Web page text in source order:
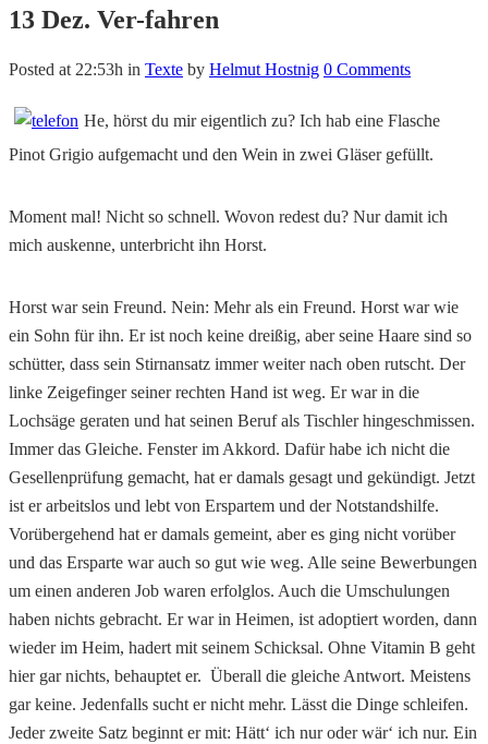
13 Dez. Ver-fahren
Posted at 22:53h in Texte by Helmut Hostnig 0 Comments
He, hörst du mir eigentlich zu? Ich hab eine Flasche
Pinot Grigio aufgemacht und den Wein in zwei Gläser gefüllt.
Moment mal! Nicht so schnell. Wovon redest du? Nur damit ich
mich auskenne, unterbricht ihn Horst.
Horst war sein Freund. Nein: Mehr als ein Freund. Horst war wie
ein Sohn für ihn. Er ist noch keine dreißig, aber seine Haare sind so
schütter, dass sein Stirnansatz immer weiter nach oben rutscht. Der
linke Zeigefinger seiner rechten Hand ist weg. Er war in die
Lochsäge geraten und hat seinen Beruf als Tischler hingeschmissen.
Immer das Gleiche. Fenster im Akkord. Dafür habe ich nicht die
Gesellenprüfung gemacht, hat er damals gesagt und gekündigt. Jetzt
ist er arbeitslos und lebt von Erspartem und der Notstandshilfe.
Vorübergehend hat er damals gemeint, aber es ging nicht vorüber
und das Ersparte war auch so gut wie weg. Alle seine Bewerbungen
um einen anderen Job waren erfolglos. Auch die Umschulungen
haben nichts gebracht. Er war in Heimen, ist adoptiert worden, dann
wieder im Heim, hadert mit seinem Schicksal. Ohne Vitamin B geht
hier gar nichts, behauptet er. Überall die gleiche Antwort. Meistens
gar keine. Jedenfalls sucht er nicht mehr. Lässt die Dinge schleifen.
Jeder zweite Satz beginnt er mit: Hätt‘ ich nur oder wär‘ ich nur. Ein